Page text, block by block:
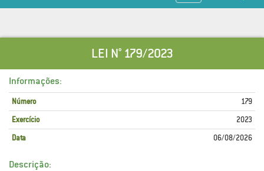
navigation
LEI N° 179/2023
Informações:
Número 179
Exercício 2023
Data 06/08/2026
Descrição: